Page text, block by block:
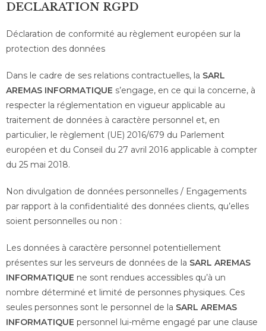
DECLARATION RGPD
Déclaration de conformité au règlement européen sur la
protection des données
Dans le cadre de ses relations contractuelles, la SARL
AREMAS INFORMATIQUE s’engage, en ce qui la concerne, à
respecter la réglementation en vigueur applicable au
traitement de données à caractère personnel et, en
particulier, le règlement (UE) 2016/679 du Parlement
européen et du Conseil du 27 avril 2016 applicable à compter
du 25 mai 2018.
Non divulgation de données personnelles / Engagements
par rapport à la confidentialité des données clients, qu’elles
soient personnelles ou non :
Les données à caractère personnel potentiellement
présentes sur les serveurs de données de la SARL AREMAS
INFORMATIQUE ne sont rendues accessibles qu’à un
nombre déterminé et limité de personnes physiques. Ces
seules personnes sont le personnel de la SARL AREMAS
INFORMATIQUE personnel lui-même engagé par une clause